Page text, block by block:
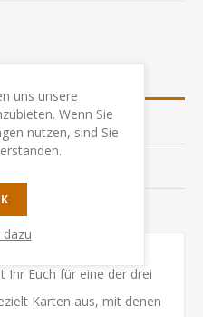
Ihr Euch für eine der drei
Karten aus, mit denen
uns unsere
Wenn Sie
nutzen, sind Sie